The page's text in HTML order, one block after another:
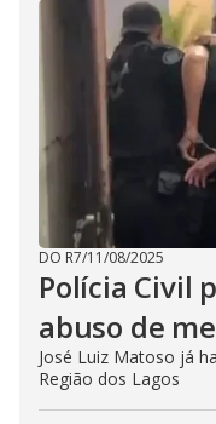
DO R7/11/08/2025
Polícia Civil
abuso de
José Luiz Matoso já
Região dos Lagos